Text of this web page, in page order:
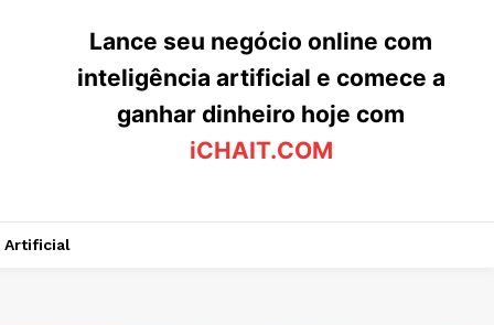
Lance seu negócio online com
inteligência artificial e comece a
ganhar dinheiro hoje com
iCHAIT.COM
Artificial